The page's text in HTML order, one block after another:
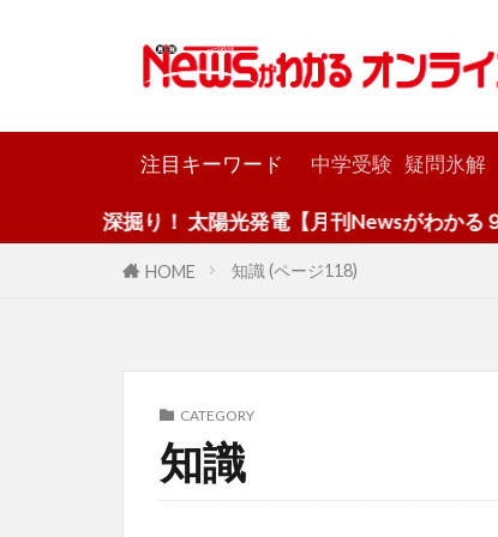
注目キーワード 中学受験 疑問氷解
深掘り！ 太陽光発電【月刊Newsがわかる９月号】
HOME 知識 (ページ118)
CATEGORY
知識